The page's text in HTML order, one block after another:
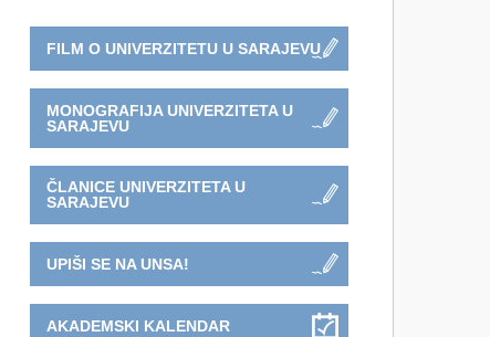
FILM O UNIVERZITETU U SARAJEVU
MONOGRAFIJA UNIVERZITETA U
SARAJEVU
ČLANICE UNIVERZITETA U
SARAJEVU
UPIŠI SE NA UNSA!
AKADEMSKI KALENDAR